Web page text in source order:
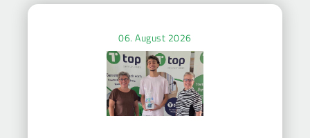
06. August 2026